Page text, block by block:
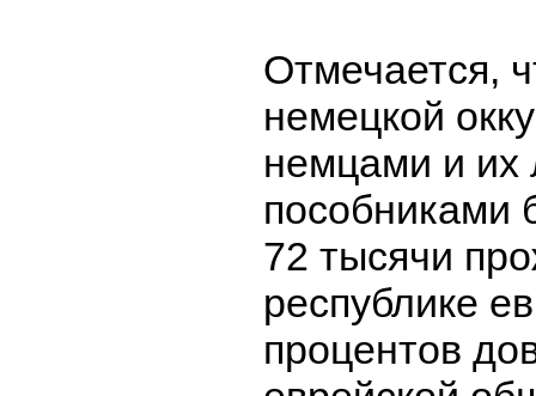
Отмечается,
немецкой
немцами и их
пособниками
72 тысячи
республике
процентов